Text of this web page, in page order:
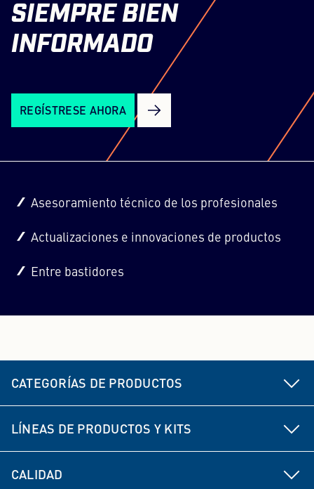
SIEMPRE BIEN
INFORMADO
REGÍSTRESE AHORA
Asesoramiento técnico de los profesionales
Actualizaciones e innovaciones de productos
Entre bastidores
CATEGORÍAS DE PRODUCTOS
Piezas de propulsión
LÍNEAS DE PRODUCTOS Y KITS
CALIDAD